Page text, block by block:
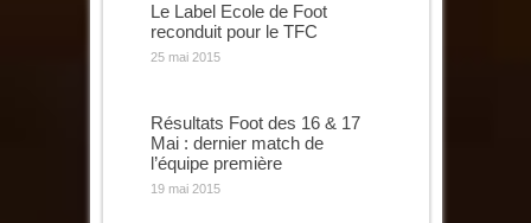
Le Label Ecole de Foot
reconduit pour le TFC
25 mai 2015
Résultats Foot des 16 & 17
Mai : dernier match de
l’équipe première
19 mai 2015